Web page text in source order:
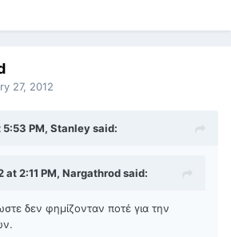
27, 2012
PM, Stanley said:
at 2:11 PM, Nargathrod said:
δεν φημίζονταν ποτέ για την